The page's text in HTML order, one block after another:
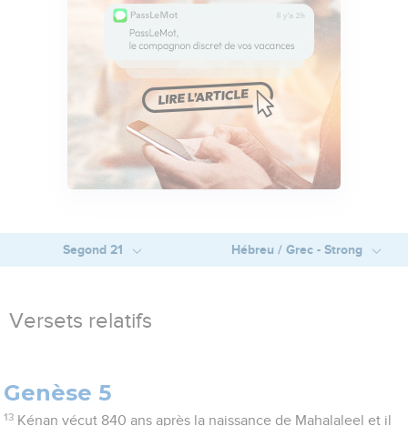
Segond 21 Hébreu / Grec - Strong
Versets relatifs
Genèse 5
13 Kénan vécut 840 ans après la naissance de Mahalaleel et il